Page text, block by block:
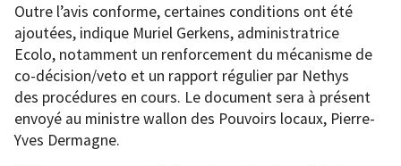
Outre l’avis conforme, certaines conditions ont été
ajoutées, indique Muriel Gerkens, administratrice
Ecolo, notamment un renforcement du mécanisme de
co-décision/veto et un rapport régulier par Nethys
des procédures en cours. Le document sera à présent
envoyé au ministre wallon des Pouvoirs locaux, Pierre-
Yves Dermagne.